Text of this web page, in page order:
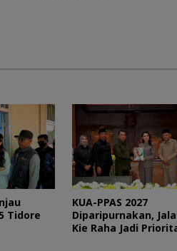
Tidore
KUA-PPAS 2027
Diparipurnakan,
Kie Raha Jadi